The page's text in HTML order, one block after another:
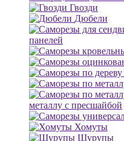
Гвозди
Дюбели
панелей
металлу с пресшайбой
Хомуты
Шурупы